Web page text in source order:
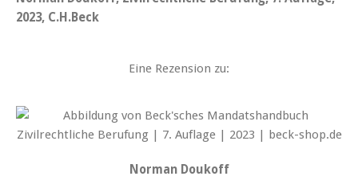
2023, C.H.Beck
Eine Rezension zu:
Norman Doukoff